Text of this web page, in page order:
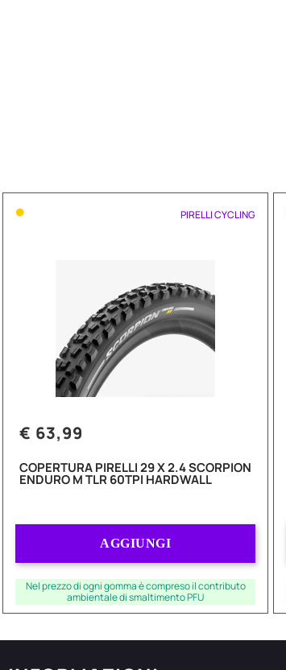
• PIRELLI CYCLING
€ 63,99
COPERTURA PIRELLI 29 X 2.4 SCORPION
ENDURO M TLR 60TPI HARDWALL
AGGIUNGI
Nel prezzo di ogni gomma è compreso il contributo
ambientale di smaltimento PFU